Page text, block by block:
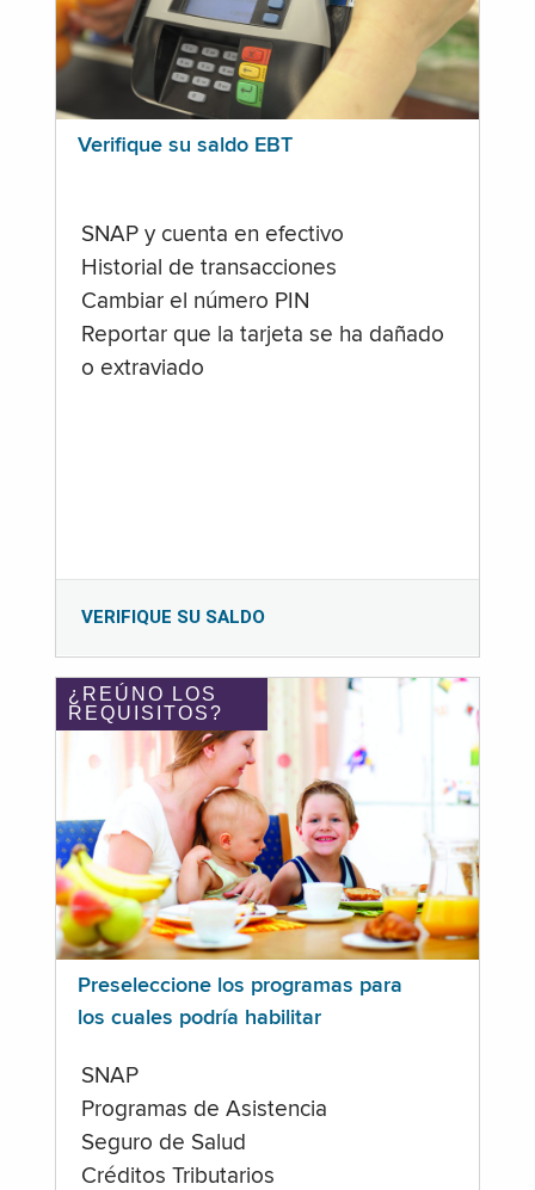
Verifique su saldo EBT
SNAP y cuenta en efectivo
Historial de transacciones
Cambiar el número PIN
Reportar que la tarjeta se ha dañado
o extraviado
VERIFIQUE SU SALDO
¿REÚNO LOS
REQUISITOS?
Preseleccione los programas para
los cuales podría habilitar
SNAP
Programas de Asistencia
Seguro de Salud
Créditos Tributarios